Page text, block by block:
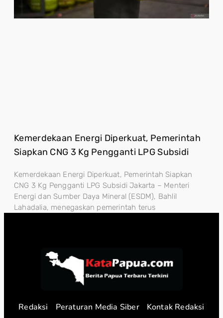
Kemerdekaan Energi Diperkuat, Pemerintah
Siapkan CNG 3 Kg Pengganti LPG Subsidi
Kemerdekaan Energi Diperkuat, Pemerintah Siapkan
CNG 3 Kg Pengganti LPG Subsidi Jakarta – Menteri
Energi dan Sumber Daya Mineral (ESDM), Bahlil
Lahadalia, menegaskan pemerintah terus
Redaksi Peraturan Media Siber Kontak Redaksi